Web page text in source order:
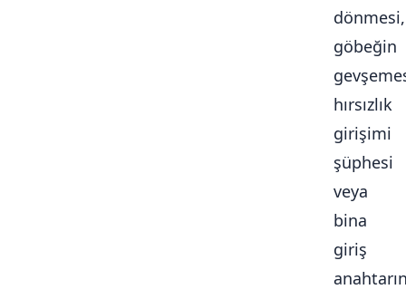
dönmesi,
göbeğin
hırsızlık
girişimi
şüphesi
veya
bina
giriş